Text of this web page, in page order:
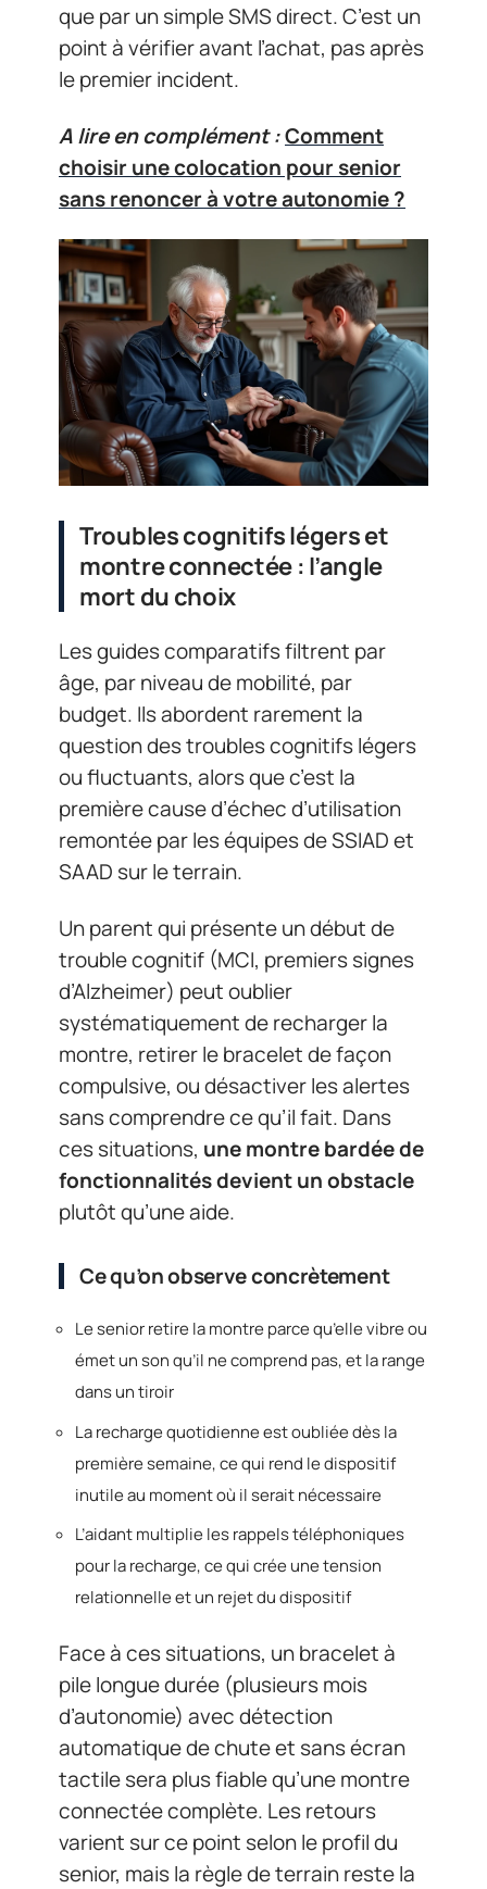
que par un simple SMS direct. C’est un
point à vérifier avant l’achat, pas après
le premier incident.
A lire en complément :Comment
choisir une colocation pour senior
sans renoncer à votre autonomie ?
Troubles cognitifs légers et
montre connectée : l’angle
mort du choix
Les guides comparatifs filtrent par
âge, par niveau de mobilité, par
budget. Ils abordent rarement la
question des troubles cognitifs légers
ou fluctuants, alors que c’est la
première cause d’échec d’utilisation
remontée par les équipes de SSIAD et
SAAD sur le terrain.
Un parent qui présente un début de
trouble cognitif (MCI, premiers signes
d’Alzheimer) peut oublier
systématiquement de recharger la
montre, retirer le bracelet de façon
compulsive, ou désactiver les alertes
sans comprendre ce qu’il fait. Dans
ces situations, une montre bardée de
fonctionnalités devient un obstacle
plutôt qu’une aide.
Ce qu’on observe concrètement
Le senior retire la montre parce qu’elle vibre ou
émet un son qu’il ne comprend pas, et la range
dans un tiroir
La recharge quotidienne est oubliée dès la
première semaine, ce qui rend le dispositif
inutile au moment où il serait nécessaire
L’aidant multiplie les rappels téléphoniques
pour la recharge, ce qui crée une tension
relationnelle et un rejet du dispositif
Face à ces situations, un bracelet à
pile longue durée (plusieurs mois
d’autonomie) avec détection
automatique de chute et sans écran
tactile sera plus fiable qu’une montre
connectée complète. Les retours
varient sur ce point selon le profil du
senior, mais la règle de terrain reste la